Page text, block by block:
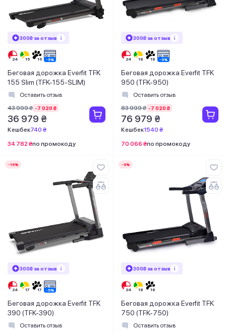
300₴ за отзыв
Беговая дорожка Everfit TFK
155 Slim (TFK-155-SLIM)
Оставить отзыв
43 999 ₴ -7 020 ₴
36 979 ₴
Кешбек740 ₴
34 782 ₴по промокоду
300₴ за отзыв
Беговая дорожка Everfit TFK
950 (TFK-950)
Оставить отзыв
83 999 ₴ -7 020 ₴
76 979 ₴
Кешбек1540 ₴
70 066 ₴по промокоду
-16%
300₴ за отзыв
Беговая дорожка Everfit TFK
390 (TFK-390)
Оставить отзыв
-9%
300₴ за отзыв
Беговая дорожка Everfit TFK
750 (TFK-750)
Оставить отзыв